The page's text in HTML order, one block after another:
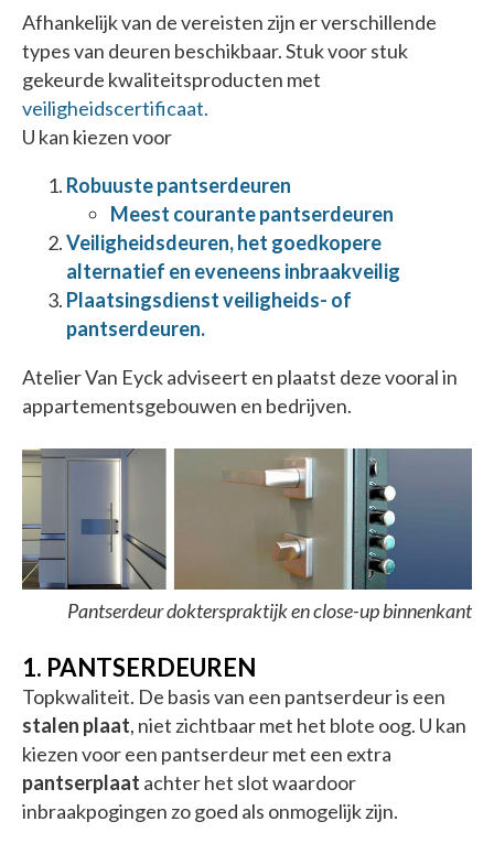
Afhankelijk van de vereisten zijn er verschillende
types van deuren beschikbaar. Stuk voor stuk
gekeurde kwaliteitsproducten met
veiligheidscertificaat.
U kan kiezen voor
Robuuste pantserdeuren
Meest courante pantserdeuren
Veiligheidsdeuren, het goedkopere
alternatief en eveneens inbraakveilig
Plaatsingsdienst veiligheids- of
pantserdeuren.
Atelier Van Eyck adviseert en plaatst deze vooral in
appartementsgebouwen en bedrijven.
Pantserdeur dokterspraktijk en close-up binnenkant
1. PANTSERDEUREN
Topkwaliteit. De basis van een pantserdeur is een
stalen plaat, niet zichtbaar met het blote oog. U kan
kiezen voor een pantserdeur met een extra
pantserplaat achter het slot waardoor
inbraakpogingen zo goed als onmogelijk zijn.